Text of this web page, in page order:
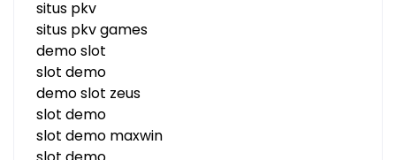
situs pkv
situs pkv games
demo slot
slot demo
demo slot zeus
slot demo
slot demo maxwin